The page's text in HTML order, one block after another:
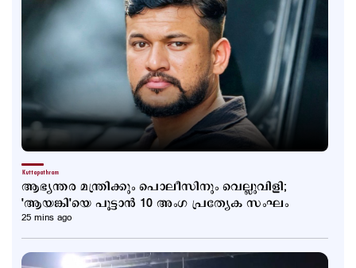
Kuttapathram
ആഭ്യന്തര മന്ത്രിക്കും പൊലീസിനും വെല്ലുവിളി;
'ആയങ്കി'യെ പൂട്ടാന്‍ 10 അംഗ പ്രത്യേക സംഘം
25 mins ago